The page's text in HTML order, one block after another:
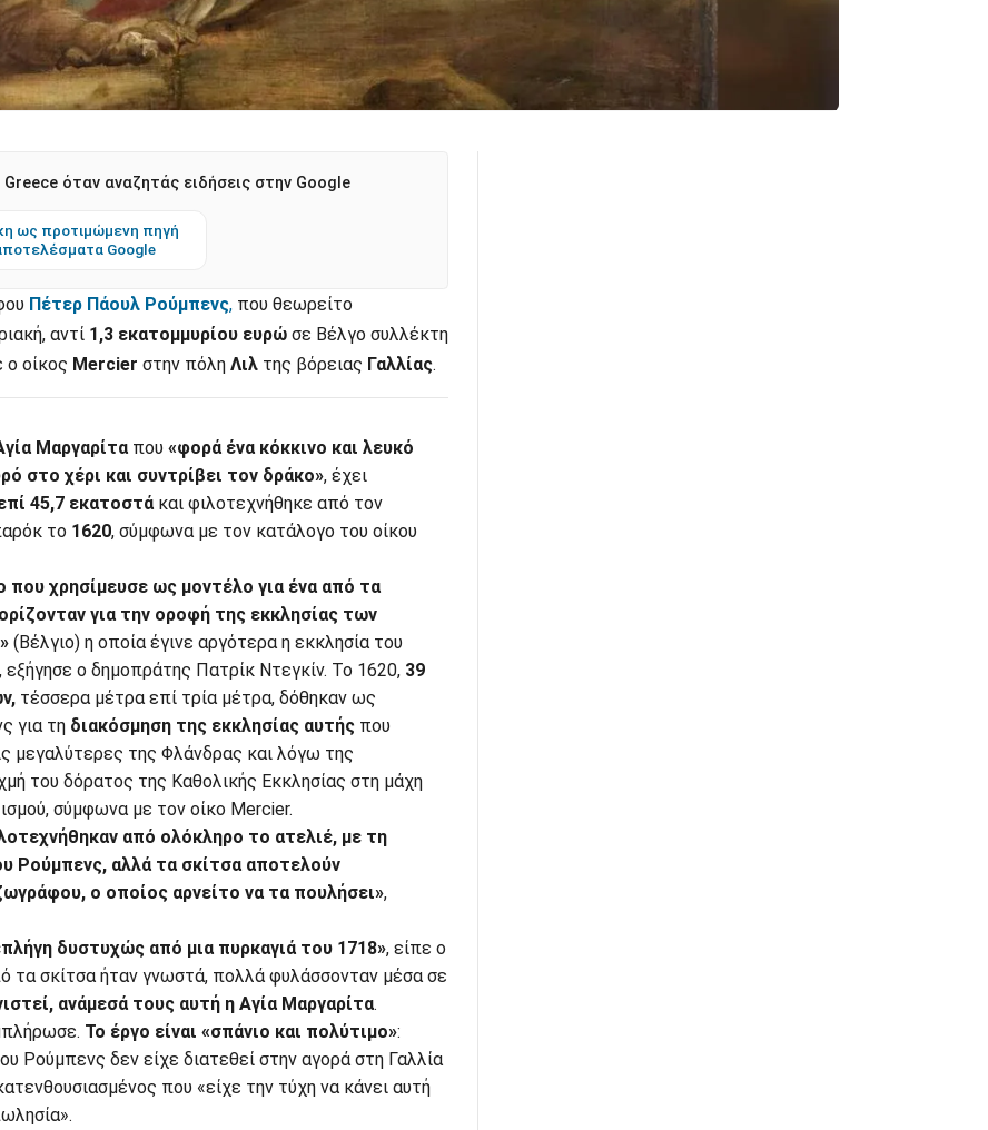
όταν αναζητάς ειδήσεις στην Google
ως προτιμώμενη πηγή
Google
Πέτερ Πάουλ Ρούμπενς, που θεωρείτο
αντί 1,3 εκατομμυρίου ευρώ σε Bέλγο συλλέκτη
ο οίκος Mercier στην πόλη Λιλ της βόρειας Γαλλίας.
Μαργαρίταπου «φορά ένα κόκκινο και λευκό
στο χέρι και συντρίβει τον δράκο», έχει
45,7 εκατοστάκαι φιλοτεχνήθηκε από τον
το 1620, σύμφωνα με τον κατάλογο του οίκου
που χρησίμευσε ως μοντέλο για ένα από τα
για την οροφή της εκκλησίας των
(Βέλγιο) η οποία έγινε αργότερα η εκκλησία του
ο δημοπράτης Πατρίκ Ντεγκίν. Το 1620, 39
τέσσερα μέτρα επί τρία μέτρα, δόθηκαν ως
για τη διακόσμηση της εκκλησίας αυτής που
μεγαλύτερες της Φλάνδρας και λόγω της
του δόρατος της Καθολικής Εκκλησίας στη μάχη
σύμφωνα με τον οίκο Mercier.
από ολόκληρο το ατελιέ, με τη
Ρούμπενς, αλλά τα σκίτσα αποτελούν
ο οποίος αρνείτο να τα πουλήσει»,
δυστυχώς από μια πυρκαγιά του 1718», είπε ο
τα σκίτσα ήταν γνωστά, πολλά φυλάσσονταν μέσα σε
ανάμεσά τους αυτή η Αγία Μαργαρίτα.
Το έργο είναι «σπάνιο και πολύτιμο»:
Ρούμπενς δεν είχε διατεθεί στην αγορά στη Γαλλία
που «είχε την τύχη να κάνει αυτή